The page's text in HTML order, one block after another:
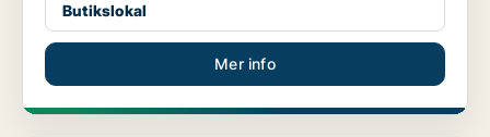
Butikslokal
Mer info